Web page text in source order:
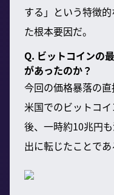
する」という特徴
た根本要因だ。
Q. ビットコインの
があったのか？
今回の価格暴落の
米国でのビットコ
後、一時約10兆円
出に転じたことであ